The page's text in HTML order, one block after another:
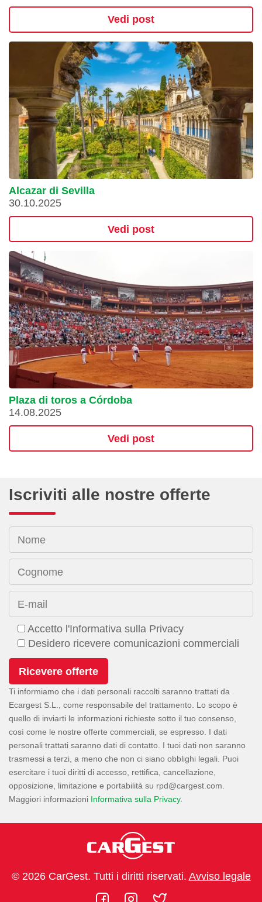
Vedi post
Alcazar di Sevilla
30.10.2025
Vedi post
Plaza di toros a Córdoba
14.08.2025
Vedi post
Iscriviti alle nostre offerte
Nome
Cognome
E-mail
Accetto l'Informativa sulla Privacy
Desidero ricevere comunicazioni commerciali
Ti informiamo che i dati personali raccolti saranno trattati da
Ecargest S.L., come responsabile del trattamento. Lo scopo è
quello di inviarti le informazioni richieste sotto il tuo consenso,
così come le nostre offerte commerciali, se espresso. I dati
personali trattati saranno dati di contatto. I tuoi dati non saranno
trasmessi a terzi, a meno che non ci siano obblighi legali. Puoi
esercitare i tuoi diritti di accesso, rettifica, cancellazione,
opposizione, limitazione e portabilità su
Maggiori informazioni Informativa sulla Privacy.
© 2026 CarGest. Tutti i diritti riservati. Avviso legale